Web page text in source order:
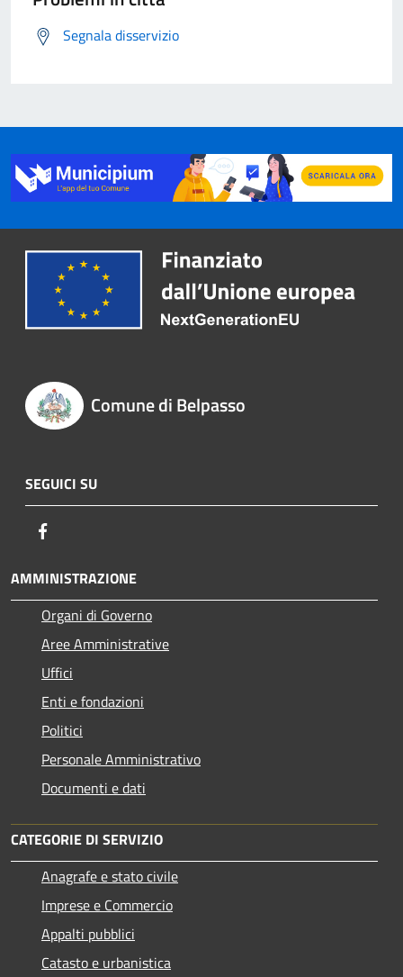
Segnala disservizio
Comune di Belpasso
SEGUICI SU
AMMINISTRAZIONE
Organi di Governo
Aree Amministrative
Uffici
Enti e fondazioni
Politici
Personale Amministrativo
Documenti e dati
CATEGORIE DI SERVIZIO
Anagrafe e stato civile
Imprese e Commercio
Appalti pubblici
Catasto e urbanistica